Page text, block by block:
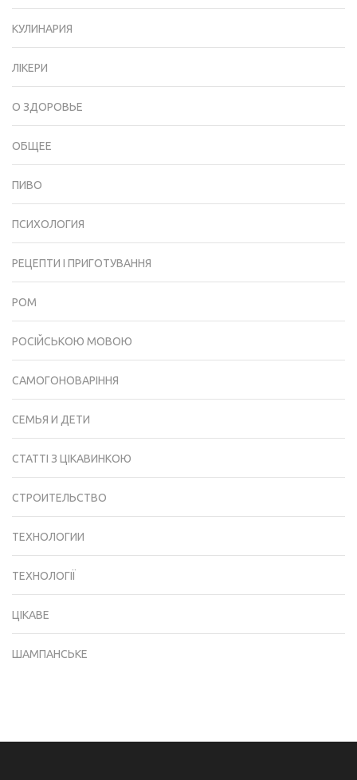
КУЛИНАРИЯ
ЛІКЕРИ
О ЗДОРОВЬЕ
ОБЩЕЕ
ПИВО
ПСИХОЛОГИЯ
РЕЦЕПТИ І ПРИГОТУВАННЯ
РОМ
РОСІЙСЬКОЮ МОВОЮ
САМОГОНОВАРІННЯ
СЕМЬЯ И ДЕТИ
СТАТТІ З ЦІКАВИНКОЮ
СТРОИТЕЛЬСТВО
ТЕХНОЛОГИИ
ТЕХНОЛОГІЇ
ЦІКАВЕ
ШАМПАНСЬКЕ